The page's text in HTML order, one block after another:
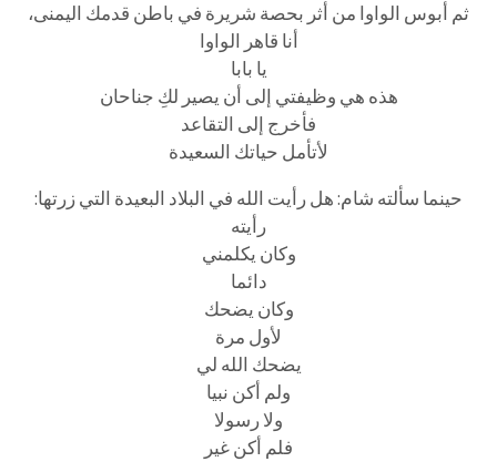
ثم أبوس الواوا من أثر بحصة شريرة في باطن قدمك اليمنى،
أنا قاهر الواوا
يا بابا
هذه هي وظيفتي إلى أن يصير لكِ جناحان
فأخرج إلى التقاعد
لأتأمل حياتك السعيدة
حينما سألته شام: هل رأيت الله في البلاد البعيدة التي زرتها:
رأيته
وكان يكلمني
دائما
وكان يضحك
لأول مرة
يضحك الله لي
ولم أكن نبيا
ولا رسولا
فلم أكن غير